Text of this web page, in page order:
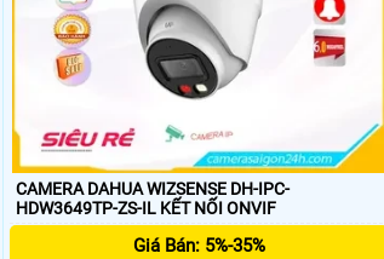
CAMERA DAHUA WIZSENSE DH-IPC-
HDW3649TP-ZS-IL KẾT NỐI ONVIF
Giá Bán: 5%-35%